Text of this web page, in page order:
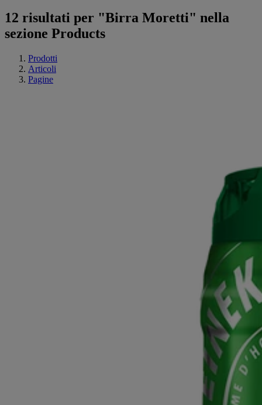
12 risultati per "Birra Moretti" nella
sezione Products
Prodotti
Articoli
Pagine